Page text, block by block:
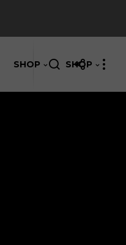
SHOP SHOP